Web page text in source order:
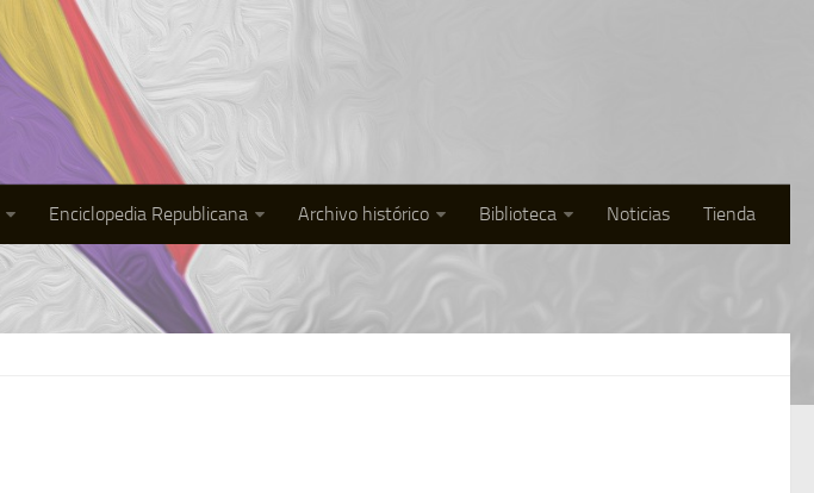
Enciclopedia Republicana Archivo histórico Biblioteca Noticias Tienda